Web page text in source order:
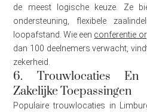
de meest logische keuze. Ze
ondersteuning, flexibele
loopafstand. Wie een conferentie
dan 100 deelnemers verwacht,
zekerheid.
6. Trouwlocaties En
Zakelijke Toepassingen
Populaire trouwlocaties in